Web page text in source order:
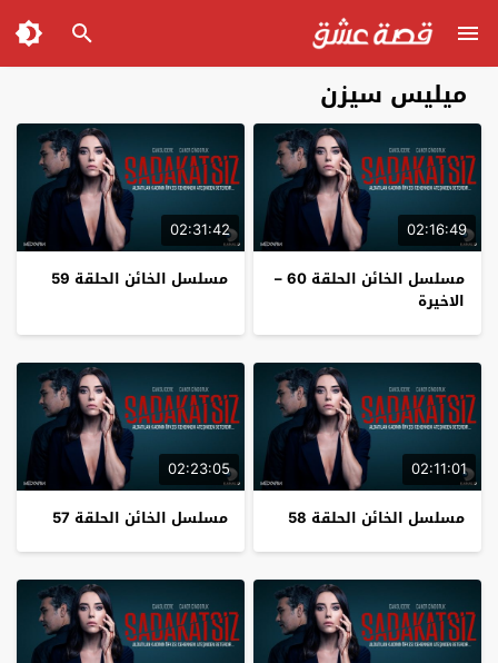
ميليس سيزن
02:16:49
مسلسل الخائن الحلقة 60 –
الاخيرة
02:31:42
مسلسل الخائن الحلقة 59
02:11:01
مسلسل الخائن الحلقة 58
02:23:05
مسلسل الخائن الحلقة 57